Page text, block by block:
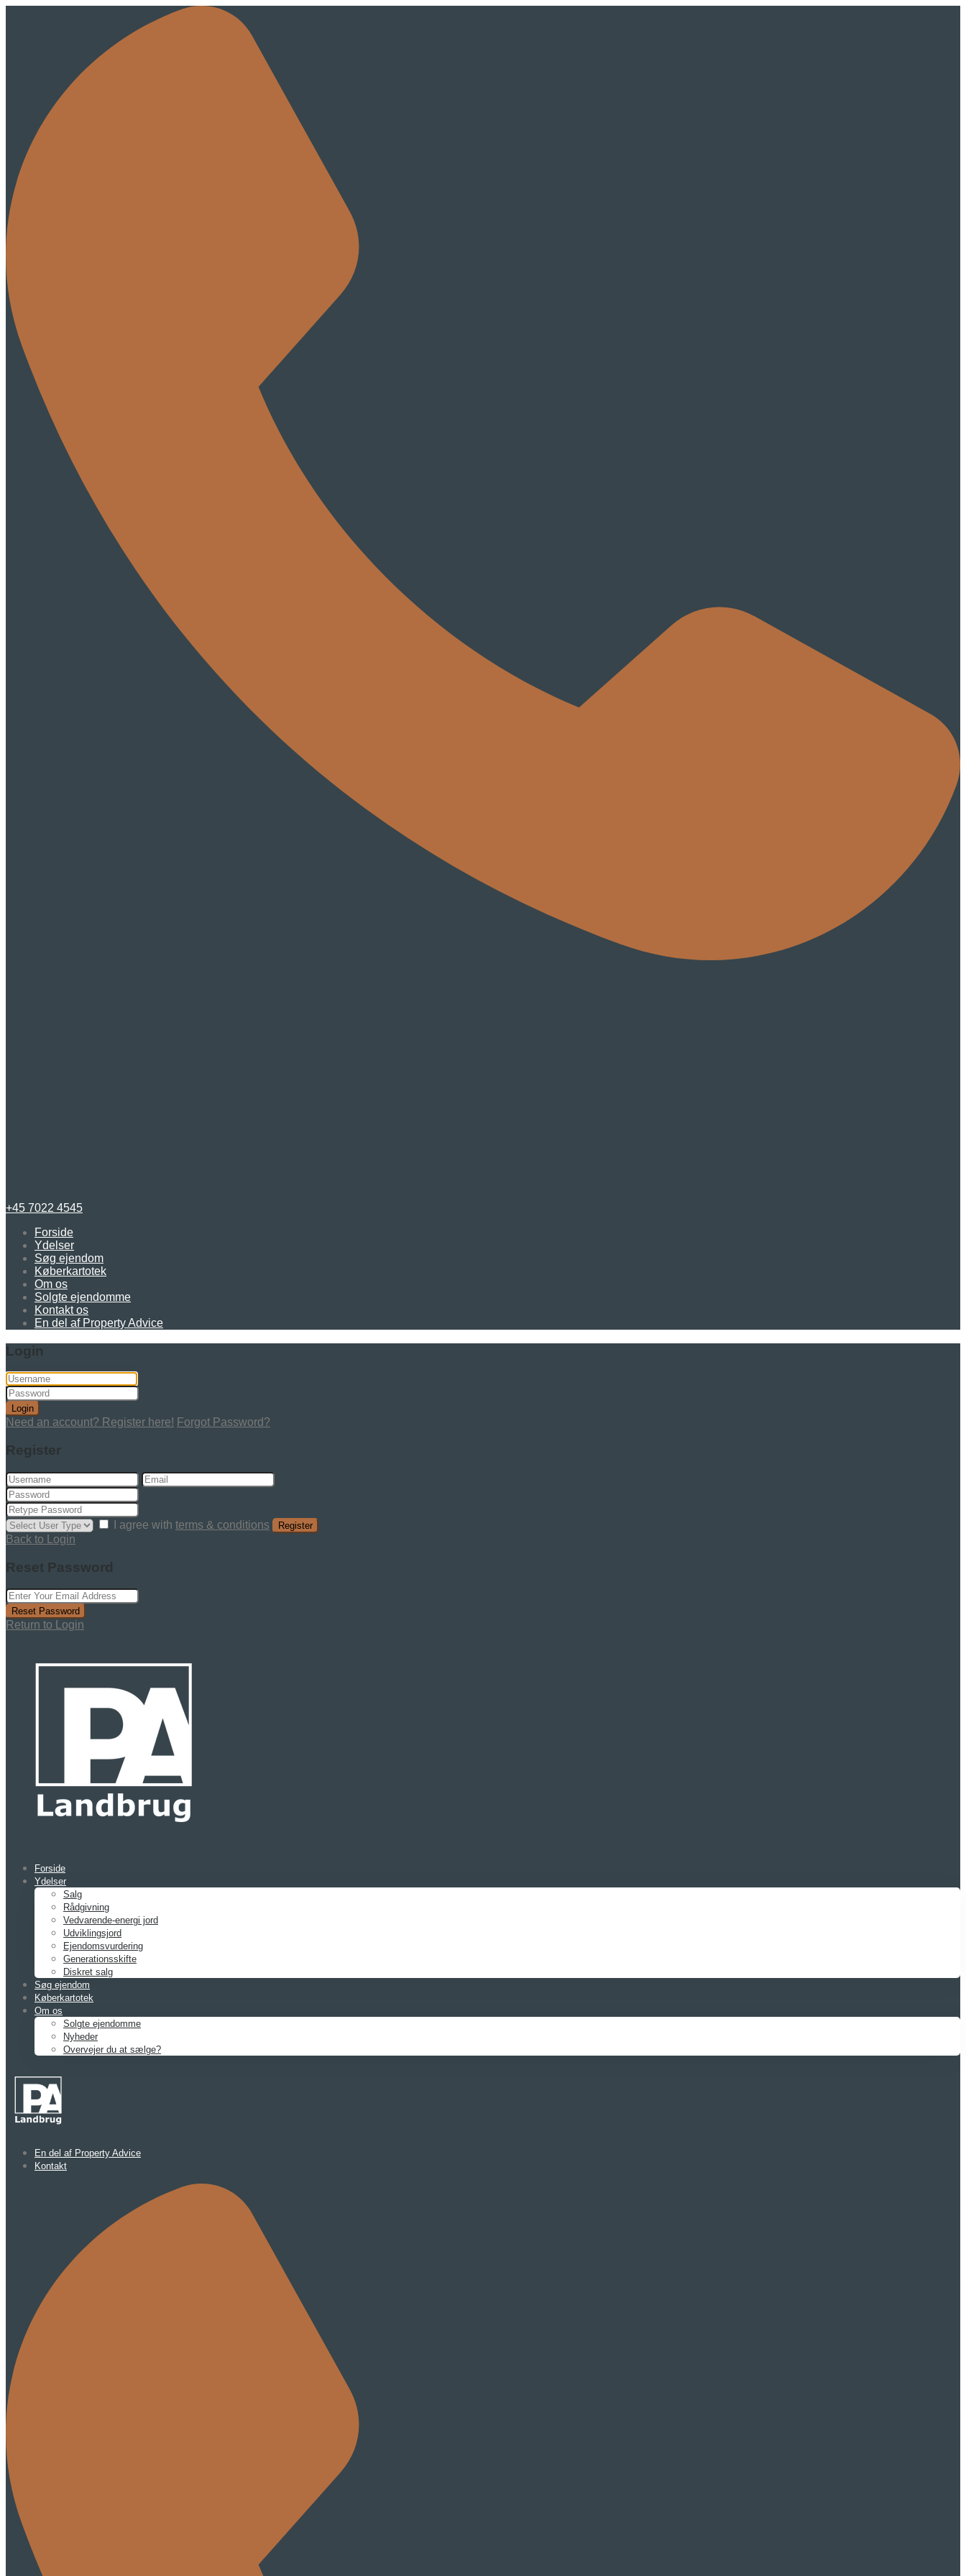
+45 7022 4545
Forside
Ydelser
Søg ejendom
Køberkartotek
Om os
Solgte ejendomme
Kontakt os
En del af Property Advice
Login
Login
Need an account? Register here! Forgot Password?
Register
I agree with terms & conditions Register
Back to Login
Reset Password
Reset Password
Return to Login
Forside
Ydelser
Salg
Rådgivning
Vedvarende-energi jord
Udviklingsjord
Ejendomsvurdering
Generationsskifte
Diskret salg
Søg ejendom
Køberkartotek
Om os
Solgte ejendomme
Nyheder
Overvejer du at sælge?
En del af Property Advice
Kontakt